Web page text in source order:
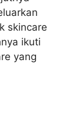
skincare
ikuti
yang